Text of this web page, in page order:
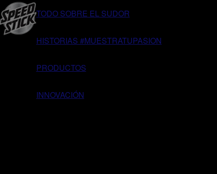
TODO SOBRE EL SUDOR
HISTORIAS #MUESTRATUPASION
PRODUCTOS
INNOVACIÓN